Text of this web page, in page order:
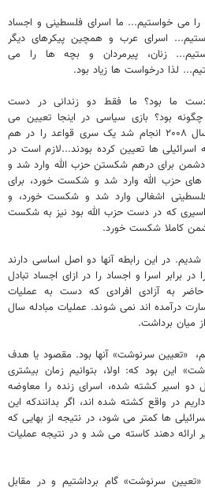
را می خواستیم... ما اسرای فلسطینی و اجساد
اسرای عرب و همچین پیکرهای دیگر
زنان، پیرمردان و بچه ها را می
لذا درخواست ها زیاد بود.
ما بود؟ ما فقط دو زندانی در دست
بود؟ بازی سیاسی در اینجا تعیین می
شد. ما در عملیات آخری که در سال ۲۰۰۸ انجام شد یک سری قواعد را در هم
ها تعیین کرده بودند...لازم است در
دشمن برای درهم شکستن حزب الله وارد شد و
حزب الله وارد شد و شکست خورد، برای
اشغالی وارد شد و شکست خورد، و
اسیری که در دست حزب الله بود نیز به شکست
دشمن کاملا شکست خورد.
شدیم. در این رابطه آنها دو اصل اساسی دارند
در برابر اسرا و اجساد را در ازای اجساد تبادل
حاضر به آزادی افرادی که دست به عملیات
درآمده اند نمی شوند. عملیات مبادله سال
«تعیین سرنوشت» آنها بود. مقصود یا هدف
این بود که: اولا، بتوانیم زمان بیشتری
دو اسیر کشته شده، اسرای زنده را معاوضه
در واقع کشته شده اند، اگر بدانندکه این
ها کمتر می شود، در نتیجه از بهایی که
ارائه دهند کاسته می شد و در نتیجه عملیات
سرنوشت» گام برداشتیم و در مقابل